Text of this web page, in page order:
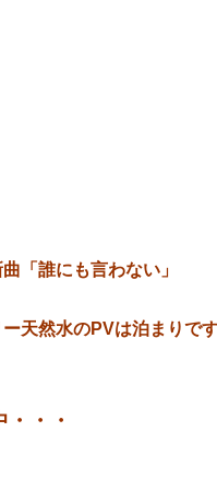
「誰にも言わない」
天然水のPVは泊まりで
・・